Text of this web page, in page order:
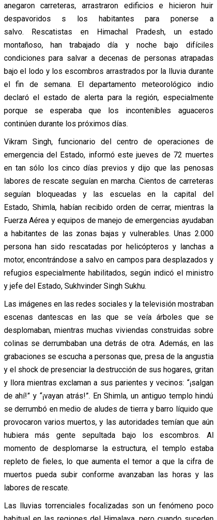
anegaron carreteras, arrastraron edificios e hicieron huir
despavoridos s los habitantes para ponerse a
salvo. Rescatistas en Himachal Pradesh, un estado
montañoso, han trabajado día y noche bajo difíciles
condiciones para salvar a decenas de personas atrapadas
bajo el lodo y los escombros arrastrados por la lluvia durante
el fin de semana. El departamento meteorológico indio
declaró el estado de alerta para la región, especialmente
porque se esperaba que los incontenibles aguaceros
continúen durante los próximos días.
Vikram Singh, funcionario del centro de operaciones de
emergencia del Estado, informó este jueves de 72 muertes
en tan sólo los cinco días previos y dijo que las penosas
labores de rescate seguían en marcha. Cientos de carreteras
seguían bloqueadas y las escuelas en la capital del
Estado, Shimla, habían recibido orden de cerrar, mientras la
Fuerza Aérea y equipos de manejo de emergencias ayudaban
a habitantes de las zonas bajas y vulnerables. Unas 2.000
persona han sido rescatadas por helicópteros y lanchas a
motor, encontrándose a salvo en campos para desplazados y
refugios especialmente habilitados, según indicó el ministro
y jefe del Estado, Sukhvinder Singh Sukhu.
Las imágenes en las redes sociales y la televisión mostraban
escenas dantescas en las que se veía árboles que se
desplomaban, mientras muchas viviendas construidas sobre
colinas se derrumbaban una detrás de otra. Además, en las
grabaciones se escucha a personas que, presa de la angustia
y el shock de presenciar la destrucción de sus hogares, gritan
y llora mientras exclaman a sus parientes y vecinos: “¡salgan
de ahí!” y “¡vayan atrás!”. En Shimla, un antiguo templo hindú
se derrumbó en medio de aludes de tierra y barro líquido que
provocaron varios muertos, y las autoridades temían que aún
hubiera más gente sepultada bajo los escombros. Al
momento de desplomarse la estructura, el templo estaba
repleto de fieles, lo que aumenta el temor a que la cifra de
muertos pueda subir conforme avanzaban las horas y las
labores de rescate.
Las lluvias torrenciales focalizadas son un fenómeno poco